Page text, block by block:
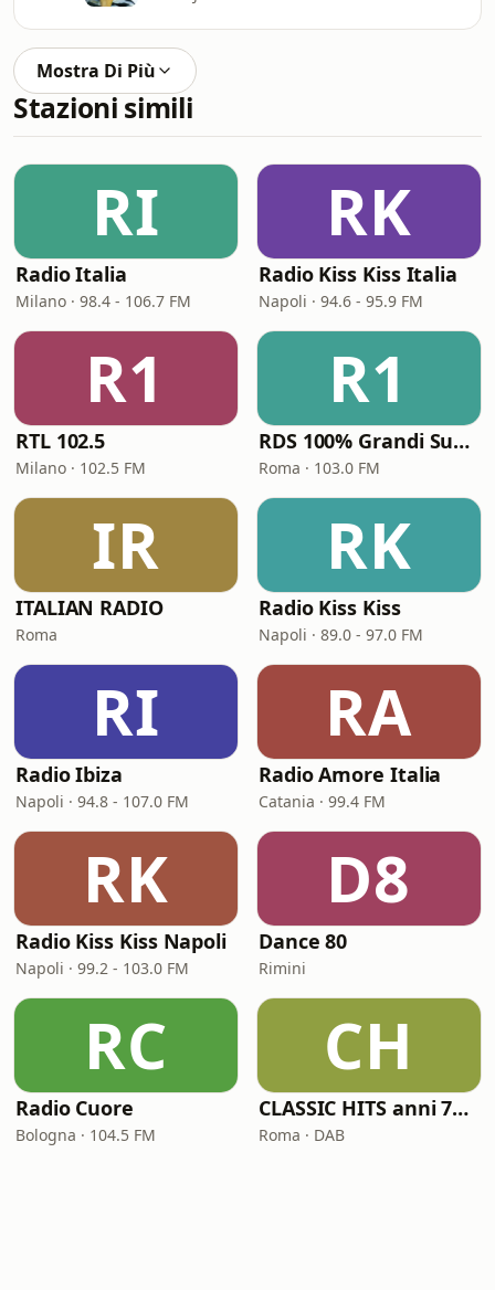
Mostra Di Più
Stazioni simili
RI
Radio Italia
Milano · 98.4 - 106.7 FM
RK
Radio Kiss Kiss Italia
Napoli · 94.6 - 95.9 FM
R1
RTL 102.5
Milano · 102.5 FM
R1
RDS 100% Grandi Successi
Roma · 103.0 FM
IR
ITALIAN RADIO
Roma
RK
Radio Kiss Kiss
Napoli · 89.0 - 97.0 FM
RI
Radio Ibiza
Napoli · 94.8 - 107.0 FM
RA
Radio Amore Italia
Catania · 99.4 FM
RK
Radio Kiss Kiss Napoli
Napoli · 99.2 - 103.0 FM
D8
Dance 80
Rimini
RC
Radio Cuore
Bologna · 104.5 FM
CH
CLASSIC HITS anni 70 80 90
Roma · DAB